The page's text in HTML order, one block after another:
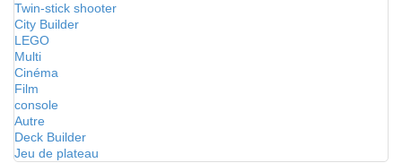
Twin-stick shooter
City Builder
LEGO
Multi
Cinéma
Film
console
Autre
Deck Builder
Jeu de plateau